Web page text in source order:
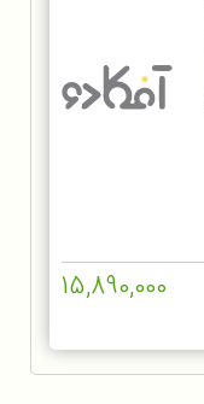
15,890,000